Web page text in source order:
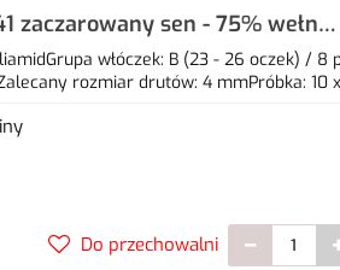
zaczarowany sen - 75% wełna,
włóczek: B (23 - 26 oczek) / 8
rozmiar drutów: 4 mmPróbka: 10
Do przechowalni